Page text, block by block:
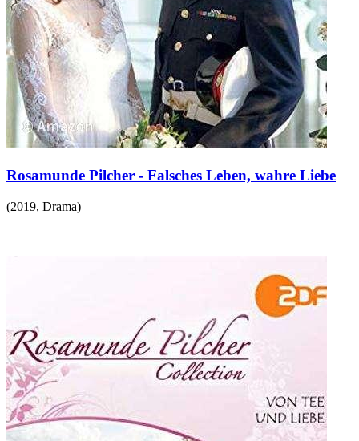
Rosamunde Pilcher - Falsches Leben, wahre Liebe
(2019, Drama)